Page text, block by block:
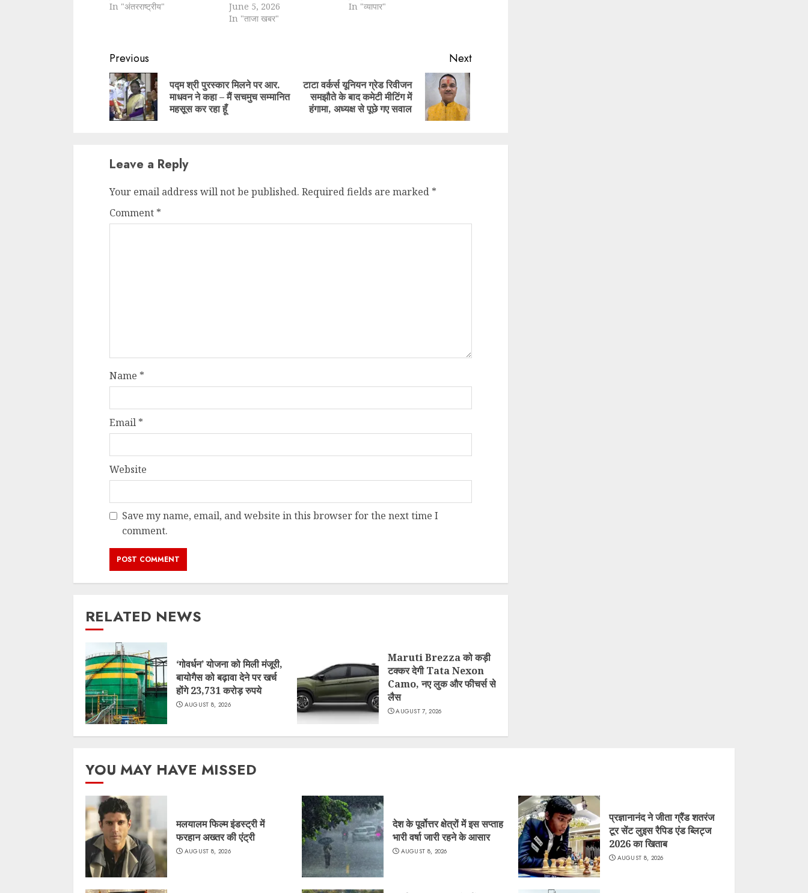
In "अंतरराष्ट्रीय"
June 5, 2026
In "ताजा खबर"
In "व्यापार"
Continue
Reading
Previous
Previous
post:
पद्म श्री पुरस्कार मिलने पर आर.
माधवन ने कहा – मैं सचमुच सम्मानित
महसूस कर रहा हूँ
Next
Next
post:
टाटा वर्कर्स यूनियन ग्रेड रिवीजन
समझौते के बाद कमेटी मीटिंग में
हंगामा, अध्यक्ष से पूछे गए सवाल
Leave a Reply
Your email address will not be published. Required fields are marked *
Comment *
Name *
Email *
Website
Save my name, email, and website in this browser for the next time I
comment.
RELATED NEWS
‘गोवर्धन’ योजना को मिली मंजूरी,
बायोगैस को बढ़ावा देने पर खर्च
होंगे 23,731 करोड़ रुपये
AUGUST 8, 2026
Maruti Brezza को कड़ी
टक्कर देगी Tata Nexon
Camo, नए लुक और फीचर्स से
लैस
AUGUST 7, 2026
YOU MAY HAVE MISSED
मलयालम फिल्म इंडस्ट्री में
फरहान अख्तर की एंट्री
AUGUST 8, 2026
देश के पूर्वोत्तर क्षेत्रों में इस सप्ताह
भारी वर्षा जारी रहने के आसार
AUGUST 8, 2026
प्रज्ञानानंद ने जीता ग्रैंड शतरंज
टूर सेंट लुइस रैपिड एंड ब्लिट्ज
2026 का खिताब
AUGUST 8, 2026